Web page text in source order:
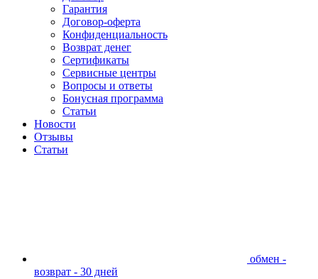
Гарантия
Договор-оферта
Конфиденциальность
Возврат денег
Сертификаты
Сервисные центры
Вопросы и ответы
Бонусная программа
Статьи
Новости
Отзывы
Статьи
обмен -
возврат - 30 дней